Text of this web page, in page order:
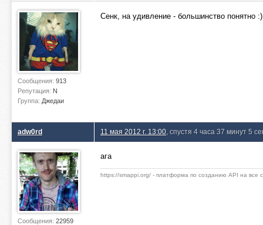
Сообщения: 913
Репутация: N
Группа: Джедаи
Сенк, на удивление - большинство понятно :)
adw0rd
Сообщения: 22959
11 мая 2012 г. 13:00 , спустя 4 часа 37 минут 5
ага
https://smappi.org/ - платформа по созданию API на все